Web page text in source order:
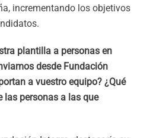
incrementando los objetivos
plantilla a personas en
desde Fundación
a vuestro equipo? ¿Qué
las personas a las que